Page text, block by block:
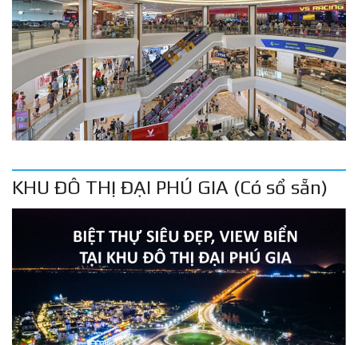
KHU ĐÔ THỊ ĐẠI PHÚ GIA (Có sổ sẵn)